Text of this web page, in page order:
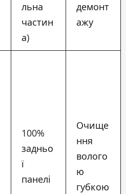
льна
частин
а)
демонт
ажу
100%
задньо
ї
панелі
Очище
ння
волого
ю
губкою